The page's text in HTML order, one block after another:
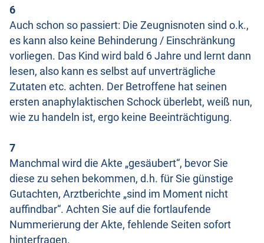
6
Auch schon so passiert: Die Zeugnisnoten sind o.k.,
es kann also keine Behinderung / Einschränkung
vorliegen. Das Kind wird bald 6 Jahre und lernt dann
lesen, also kann es selbst auf unverträgliche
Zutaten etc. achten. Der Betroffene hat seinen
ersten anaphylaktischen Schock überlebt, weiß nun,
wie zu handeln ist, ergo keine Beeinträchtigung.
7
Manchmal wird die Akte „gesäubert“, bevor Sie
diese zu sehen bekommen, d.h. für Sie günstige
Gutachten, Arztberichte „sind im Moment nicht
auffindbar“. Achten Sie auf die fortlaufende
Nummerierung der Akte, fehlende Seiten sofort
hinterfragen.